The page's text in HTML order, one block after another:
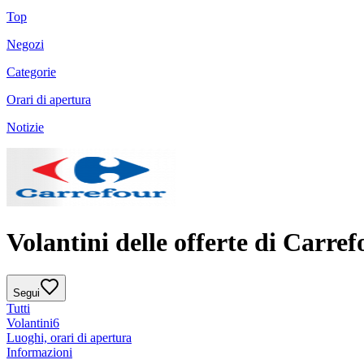
Top
Negozi
Categorie
Orari di apertura
Notizie
Volantini delle offerte di
Segui
Tutti
Volantini6
Luoghi, orari di apertura
Informazioni